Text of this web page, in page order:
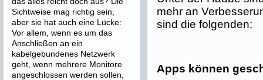
mehr an
sind die folgenden:
Apps können
Sichtweise mag richtig sein,
aber sie hat auch eine Lücke:
Vor allem, wenn es um das
Anschließen an ein
kabelgebundenes Netzwerk
geht, wenn mehrere Monitore
angeschlossen werden sollen,